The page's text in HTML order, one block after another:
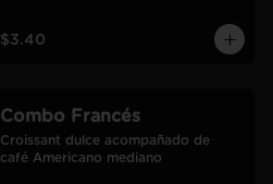
$3.40
Combo Francés
Croissant dulce acompañado de
café Americano mediano